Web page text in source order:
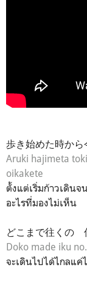
歩き始めた時か
Aruki hajimeta
oikakete
ตั้งแต่เริ่มก้าวเดินจ
อะไรที่มองไม่เห็น
どこまで往くの
Doko made iku
จะเดินไปได้ไกลแ